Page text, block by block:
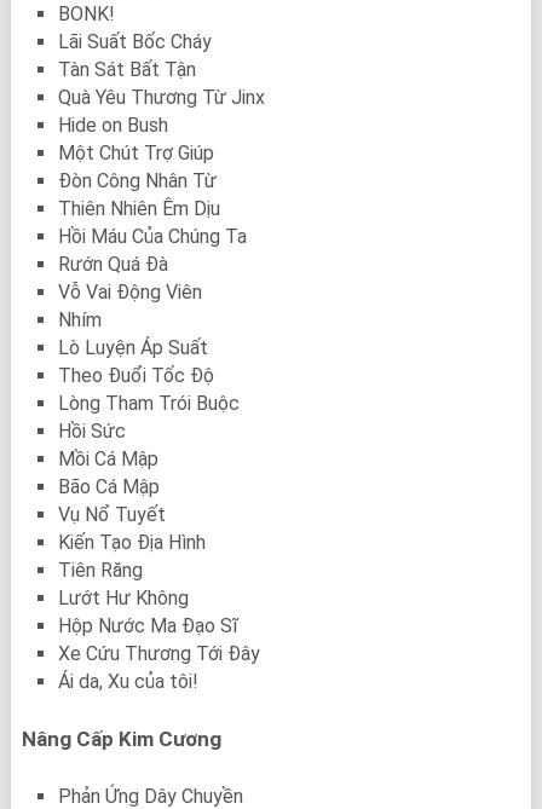
BONK!
Lãi Suất Bốc Cháy
Tàn Sát Bất Tận
Quà Yêu Thương Từ Jinx
Hide on Bush
Một Chút Trợ Giúp
Đòn Công Nhân Từ
Thiên Nhiên Êm Dịu
Hồi Máu Của Chúng Ta
Rướn Quá Đà
Vỗ Vai Động Viên
Nhím
Lò Luyện Áp Suất
Theo Đuổi Tốc Độ
Lòng Tham Trói Buộc
Hồi Sức
Mồi Cá Mập
Bão Cá Mập
Vụ Nổ Tuyết
Kiến Tạo Địa Hình
Tiên Răng
Lướt Hư Không
Hộp Nước Ma Đạo Sĩ
Xe Cứu Thương Tới Đây
Ái da, Xu của tôi!
Nâng Cấp Kim Cương
Phản Ứng Dây Chuyền